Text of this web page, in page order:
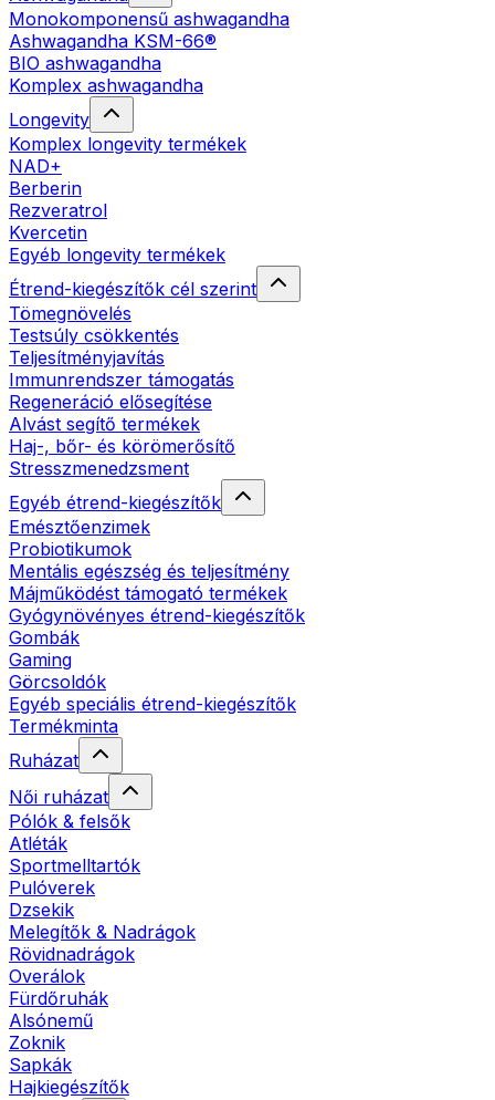
Monokomponensű ashwagandha
Ashwagandha KSM-66®
BIO ashwagandha
Komplex ashwagandha
Longevity
Komplex longevity termékek
NAD+
Berberin
Rezveratrol
Kvercetin
Egyéb longevity termékek
Étrend-kiegészítők cél szerint
Tömegnövelés
Testsúly csökkentés
Teljesítményjavítás
Immunrendszer támogatás
Regeneráció elősegítése
Alvást segítő termékek
Haj-, bőr- és körömerősítő
Stresszmenedzsment
Egyéb étrend-kiegészítők
Emésztőenzimek
Probiotikumok
Mentális egészség és teljesítmény
Májműködést támogató termékek
Gyógynövényes étrend-kiegészítők
Gombák
Gaming
Görcsoldók
Egyéb speciális étrend-kiegészítők
Termékminta
Ruházat
Női ruházat
Pólók & felsők
Atléták
Sportmelltartók
Pulóverek
Dzsekik
Melegítők & Nadrágok
Rövidnadrágok
Overálok
Fürdőruhák
Alsónemű
Zoknik
Sapkák
Hajkiegészítők